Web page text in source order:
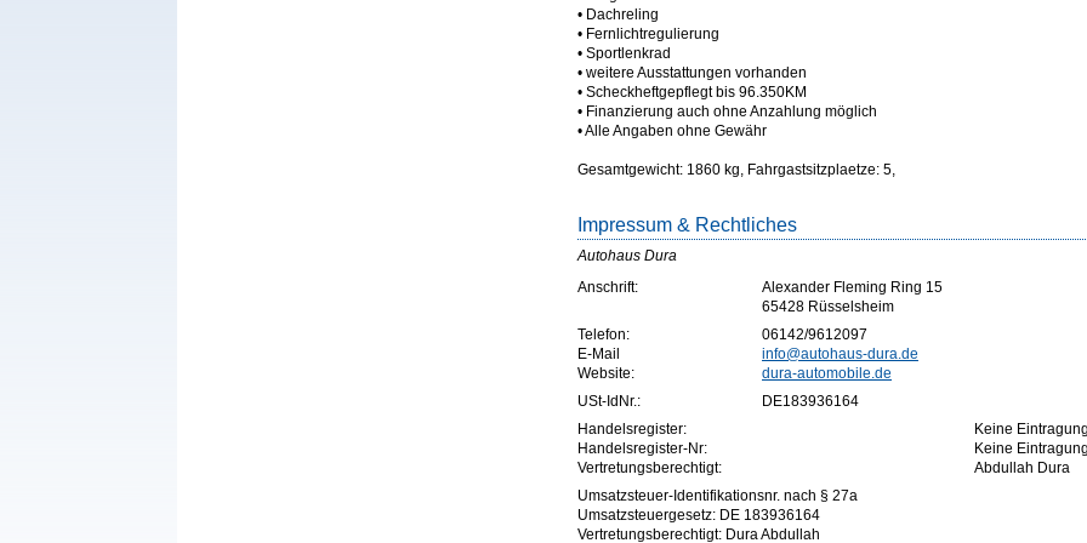
• Dachreling
• Fernlichtregulierung
• Sportlenkrad
• weitere Ausstattungen vorhanden
• Scheckheftgepflegt bis 96.350KM
• Finanzierung auch ohne Anzahlung möglich
• Alle Angaben ohne Gewähr
Gesamtgewicht: 1860 kg, Fahrgastsitzplaetze: 5,
Impressum & Rechtliches
Autohaus Dura
Anschrift:
Alexander Fleming Ring 15
65428 Rüsselsheim
Telefon:
06142/9612097
E-Mail
info@autohaus-dura.de
Website:
dura-automobile.de
USt-IdNr.:
DE183936164
Handelsregister:
Keine
Handelsregister-Nr:
Keine
Vertretungsberechtigt:
Abdullah Dura
Umsatzsteuer-Identifikationsnr. nach § 27a
Umsatzsteuergesetz: DE 183936164
Vertretungsberechtigt: Dura Abdullah